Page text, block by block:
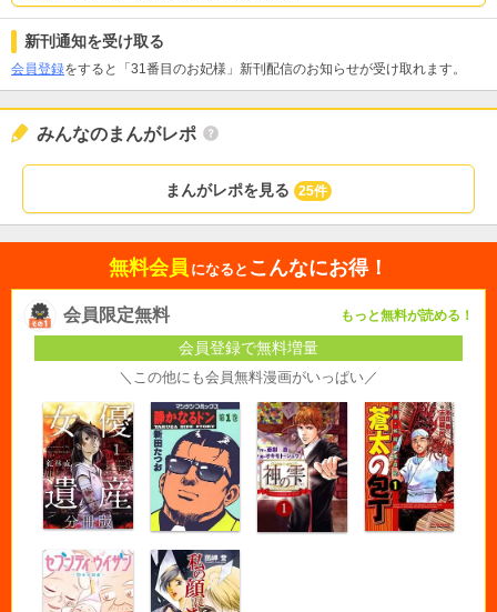
新刊通知を受け取る
会員登録をすると「31番目のお妃様」新刊配信のお知らせが受け取れます。
みんなのまんがレポ
まんがレポを見る 25件
無料会員 になると こんなにお得！
会員限定無料 もっと無料が読める！
会員登録で無料増量
＼この他にも会員無料漫画がいっぱい／